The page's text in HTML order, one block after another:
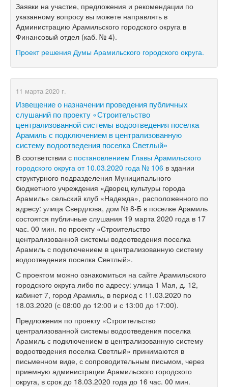
Заявки на участие, предложения и рекомендации по
указанному вопросу вы можете направлять в
Администрацию Арамильского городского округа в
Финансовый отдел (каб. № 4).
Проект решения Думы Арамильского городского округа.
11 марта 2020 г.
Извещение о назначении проведения публичных
слушаний по проекту «Строительство
централизованной системы водоотведения поселка
Арамиль с подключением в централизованную
систему водоотведения поселка Светлый»
В соответствии с постановлением Главы Арамильского
городского округа от 10.03.2020 года № 106 в здании
структурного подразделения Муниципального
бюджетного учреждения «Дворец культуры города
Арамиль» сельский клуб «Надежда», расположенного по
адресу: улица Свердлова, дом № 8-Б в поселке Арамиль
состоятся публичные слушания 19 марта 2020 года в 17
час. 00 мин. по проекту «Строительство
централизованной системы водоотведения поселка
Арамиль с подключением в централизованную систему
водоотведения поселка Светлый».
С проектом можно ознакомиться на сайте Арамильского
городского округа либо по адресу: улица 1 Мая, д. 12,
кабинет 7, город Арамиль, в период с 11.03.2020 по
18.03.2020 (с 08:00 до 12:00 и с 13:00 до 17:00).
Предложения по проекту «Строительство
централизованной системы водоотведения поселка
Арамиль с подключением в централизованную систему
водоотведения поселка Светлый» принимаются в
письменном виде, с сопроводительным письмом, через
приемную администрации Арамильского городского
округа, в срок до 18.03.2020 года до 16 час. 00 мин.